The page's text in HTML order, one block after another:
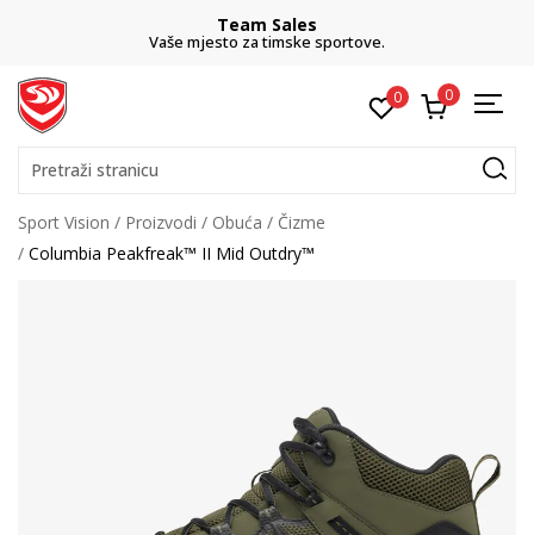
Team Sales
Vaše mjesto za timske sportove.
0 0
Pretraži stranicu
Sport Vision Proizvodi Obuća
Čizme
Columbia Peakfreak™ II Mid Outdry™